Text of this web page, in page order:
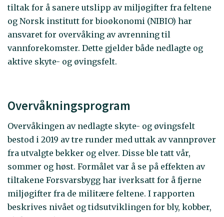
tiltak for å sanere utslipp av miljøgifter fra feltene
og Norsk institutt for bioøkonomi (NIBIO) har
ansvaret for overvåking av avrenning til
vannforekomster. Dette gjelder både nedlagte og
aktive skyte- og øvingsfelt.
Overvåkningsprogram
Overvåkingen av nedlagte skyte- og øvingsfelt
bestod i 2019 av tre runder med uttak av vannprøver
fra utvalgte bekker og elver. Disse ble tatt vår,
sommer og høst. Formålet var å se på effekten av
tiltakene Forsvarsbygg har iverksatt for å fjerne
miljøgifter fra de militære feltene. I rapporten
beskrives nivået og tidsutviklingen for bly, kobber,